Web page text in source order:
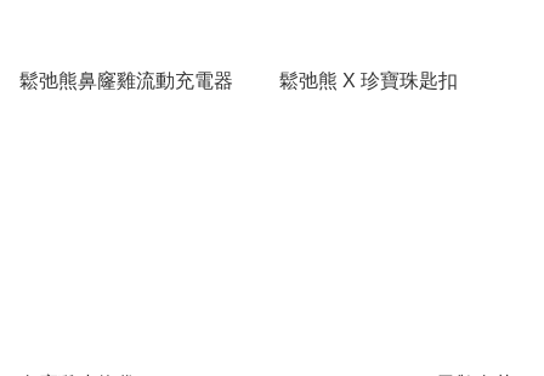
鬆弛熊鼻窿雞流動充電器 鬆弛熊 X 珍寶珠匙扣